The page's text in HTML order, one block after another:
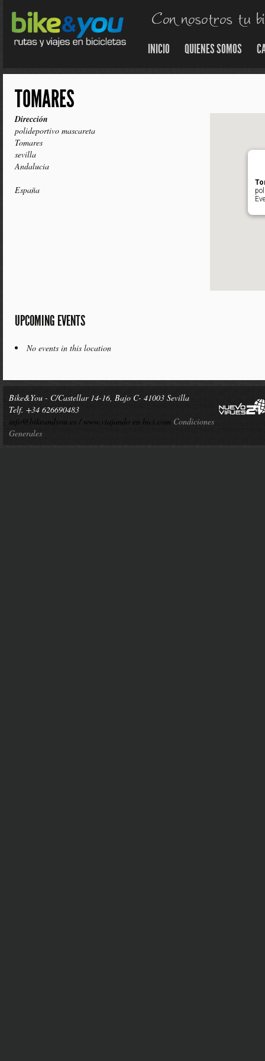
INICIO QUIENES SOMOS
TOMARES
Dirección
polideportivo mascareta
Tomares
sevilla
Andalucia
España
UPCOMING EVENTS
No events in this location
Bike&You - C/Castellar 14-16, Bajo C- 41003 Sevilla
Telf. +34 626690483
info@bikeandyou.es / www.viajando en bici.com Condiciones
Generales